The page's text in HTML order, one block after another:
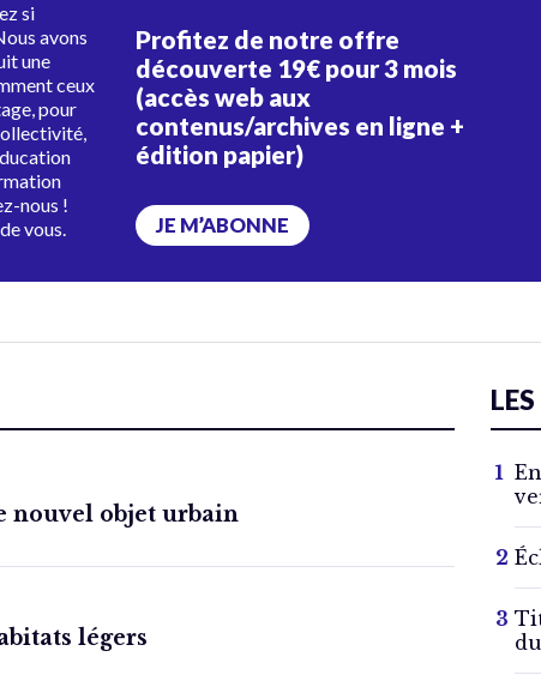
si
avons
une
ceux
pour
nous !
vous.
Profitez de notre offre
découverte 19€ pour 3 mois
(accès web aux
contenus/archives en ligne +
édition papier)
JE M’ABONNE
nouvel objet urbain
légers